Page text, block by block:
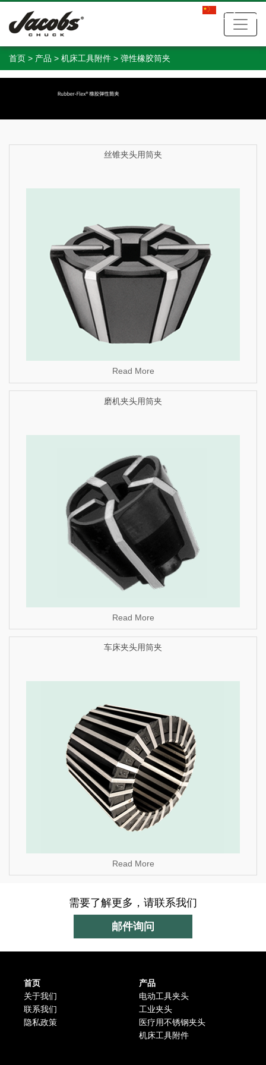
中文
首页 > 产品 > 机床工具附件 > 弹性橡胶筒夹
丝锥夹头用筒夹
Read More
磨机夹头用筒夹
Read More
车床夹头用筒夹
Read More
需要了解更多，请联系我们
邮件询问
首页
关于我们
联系我们
隐私政策
产品
电动工具夹头
工业夹头
医疗用不锈钢夹头
机床工具附件